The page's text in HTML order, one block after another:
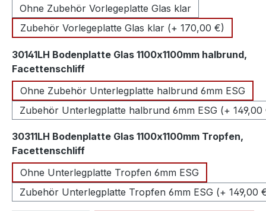
Ohne Zubehör Vorlegeplatte Glas klar
Zubehör Vorlegeplatte Glas klar (+ 170,00 €)
30141LH Bodenplatte Glas 1100x1100mm halbrund,
Facettenschliffauswählen
Ohne Zubehör Unterlegplatte halbrund 6mm ESG
Zubehör Unterlegplatte halbrund 6mm ESG (+ 149,00
30311LH Bodenplatte Glas 1100x1100mm Tropfen,
Facettenschliffauswählen
Ohne Unterlegplatte Tropfen 6mm ESG
Zubehör Unterlegplatte Tropfen 6mm ESG (+ 149,00